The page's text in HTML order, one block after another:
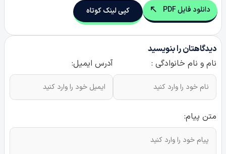
دانلود فایل PDF کپی لینک کوتاه
دیدگاهتان را بنویسید
نام و نام خانوادگی :
آدرس ایمیل:
متن پیام: